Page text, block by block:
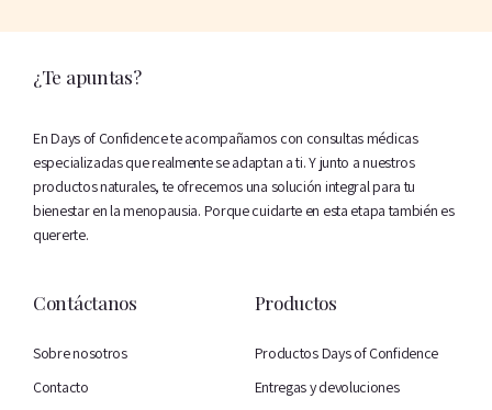
¿Te apuntas?
En Days of Confidence te acompañamos con consultas médicas
especializadas que realmente se adaptan a ti. Y junto a nuestros
productos naturales, te ofrecemos una solución integral para tu
bienestar en la menopausia. Porque cuidarte en esta etapa también es
quererte.
Contáctanos
Sobre nosotros
Contacto
Productos
Productos Days of Confidence
Entregas y devoluciones